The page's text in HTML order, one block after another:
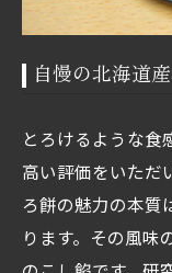
自慢の北海道
とろけるような食
高い評価をいただ
ろ餅の魅力の本質
ります。その風味